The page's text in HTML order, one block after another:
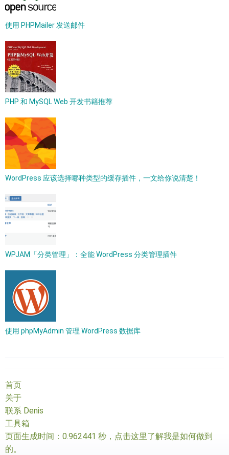
使用 PHPMailer 发送邮件
PHP 和 MySQL Web 开发书籍推荐
WordPress 应该选择哪种类型的缓存插件，一文给你说清楚！
WPJAM「分类管理」：全能 WordPress 分类管理插件
使用 phpMyAdmin 管理 WordPress 数据库
首页
关于
联系 Denis
工具箱
页面生成时间：0.962441 秒， 点击这里了解我是如何做到
的。